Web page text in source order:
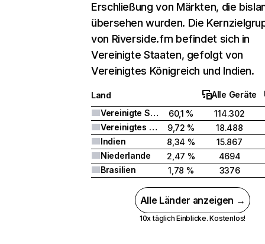
Erschließung von Märkten, die
übersehen wurden. Die
von Riverside.fm befindet sich in
Vereinigte Staaten, gefolgt von
Vereinigtes Königreich und Indien.
Land
Alle Geräte
Vereinigte Staaten
60,1 %
114.302
Vereinigtes Königreich
9,72 %
18.488
Indien
8,34 %
15.867
Niederlande
2,47 %
4694
Brasilien
1,78 % 3376
Alle Länder anzeigen →
10x täglich Einblicke. Kostenlos!